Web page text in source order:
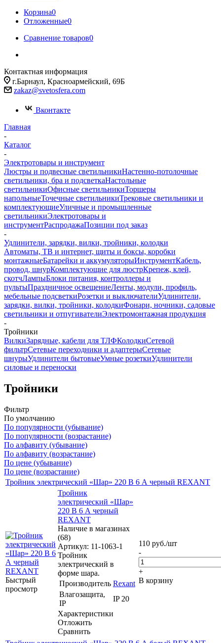
Корзина0
Отложенные0
Сравнение товаров0
Контактная информация
г.Барнаул, Красноармейский, 69Б
zakaz@svetosfera.com
Вконтакте
Главная
-
Каталог
-
Электротовары и инструмент
Люстры и подвесные светильникиНастенно-потолочные
светильники, бра и подсветкаНастольные
светильникиОфисные светильникиТоршеры
напольныеТочечные светильникиТрековые светильники и
комплектующиеУличные и промышленные
светильникиЭлектротовары и
инструментРаспродажаПозиции под заказ
-
Удлинители, зарядки, вилки, тройники, колодки
Автоматы, ТВ и интернет, щиты и боксы, коробки
монтажныеБатарейки и аккумуляторыИнструментКабель,
провод, шнурКомплектующие для люстрКрепеж, клей,
скотчЛампыБлоки питания, контроллеры и
пультыПраздничное освещениеЛенты, модули, профиль,
мебельные подсветкиРозетки и выключателиУдлинители,
зарядки, вилки, тройники, колодкиФонари, ночники, садовые
светильники и отпугивателиЭлектромонтажная продукция
-
Тройники
ВилкиЗарядные, кабели для ТЛФКолодкиСетевой
фильтрСетевые переходники и адаптерыСетевые
шнурыУдлинители бытовыеУмные розеткиУдлинители
силовые и переноски
Тройники
Фильтр
По умолчанию
По популярности (убывание)
По популярности (возрастание)
По алфавиту (убывание)
По алфавиту (возрастание)
По цене (убывание)
По цене (возрастание)
Тройник электрический «Шар» 220 В 6 А черный REXANT
Быстрый
просмотр
Тройник
электрический «Шар»
220 В 6 А черный
REXANT
Наличие в магазинах
(68)
Артикул: 11-1063-1
Тройник
электрический в
форме шара.
Производитель Rexant
Влагозащита,
IP
IP 20
Характеристики
Отложить
Сравнить
110 руб./шт
-
+
В корзину